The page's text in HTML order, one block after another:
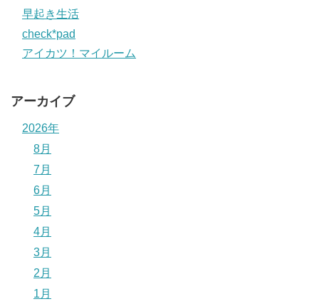
早起き生活
check*pad
アイカツ！マイルーム
アーカイブ
2026年
8月
7月
6月
5月
4月
3月
2月
1月